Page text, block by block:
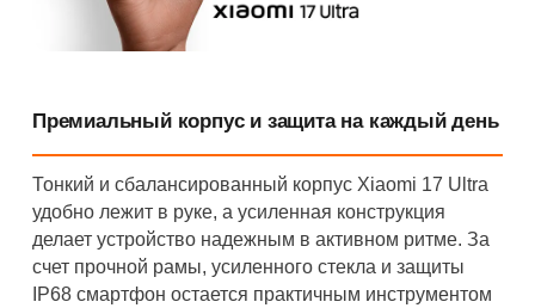
Премиальный корпус и защита на каждый день
Тонкий и сбалансированный корпус Xiaomi 17 Ultra
удобно лежит в руке, а усиленная конструкция
делает устройство надежным в активном ритме. За
счет прочной рамы, усиленного стекла и защиты
IP68 смартфон остается практичным инструментом